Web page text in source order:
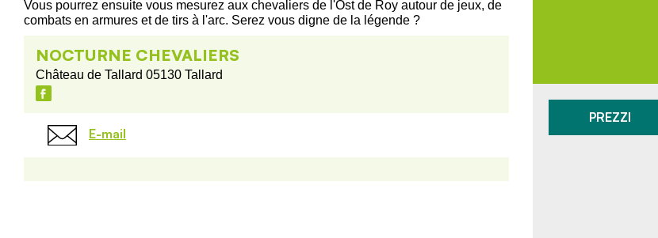
Vous pourrez ensuite vous mesurez aux chevaliers de l'Ost de Roy autour de jeux, de
combats en armures et de tirs à l'arc. Serez vous digne de la légende ?
NOCTURNE CHEVALIERS
Château de Tallard 05130 Tallard
E-mail
PREZZI